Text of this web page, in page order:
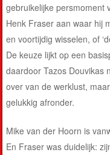
gebruikelijke persmoment
Henk Fraser aan waar hij
en voortijdig wisselen, of
De keuze lijkt op een
daardoor Tazos Douvikas
over van de werklust,
gelukkig afronder.
Mike van der Hoorn is
En Fraser was duidelijk: